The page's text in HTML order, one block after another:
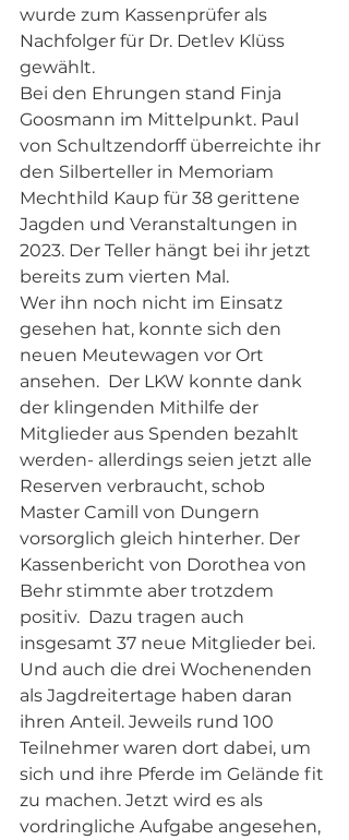
wurde zum Kassenprüfer als
Nachfolger für Dr. Detlev Klüss
gewählt.
Bei den Ehrungen stand Finja
Goosmann im Mittelpunkt. Paul
von Schultzendorff überreichte ihr
den Silberteller in Memoriam
Mechthild Kaup für 38 gerittene
Jagden und Veranstaltungen in
2023. Der Teller hängt bei ihr jetzt
bereits zum vierten Mal.
Wer ihn noch nicht im Einsatz
gesehen hat, konnte sich den
neuen Meutewagen vor Ort
ansehen.  Der LKW konnte dank
der klingenden Mithilfe der
Mitglieder aus Spenden bezahlt
werden- allerdings seien jetzt alle
Reserven verbraucht, schob
Master Camill von Dungern
vorsorglich gleich hinterher. Der
Kassenbericht von Dorothea von
Behr stimmte aber trotzdem
positiv.  Dazu tragen auch
insgesamt 37 neue Mitglieder bei.
Und auch die drei Wochenenden
als Jagdreitertage haben daran
ihren Anteil. Jeweils rund 100
Teilnehmer waren dort dabei, um
sich und ihre Pferde im Gelände fit
zu machen. Jetzt wird es als
vordringliche Aufgabe angesehen,